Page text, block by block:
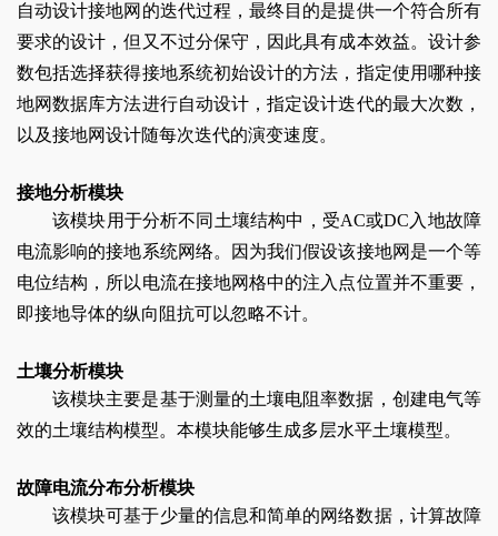
自动设计接地网的迭代过程，最终目的是提供一个符合所有
要求的设计，但又不过分保守，因此具有成本效益。设计参
数包括选择获得接地系统初始设计的方法，指定使用哪种接
地网数据库方法进行自动设计，指定设计迭代的最大次数，
以及接地网设计随每次迭代的演变速度。
接地分析模块
该模块用于分析不同土壤结构中，受AC或DC入地故障
电流影响的接地系统网络。因为我们假设该接地网是一个等
电位结构，所以电流在接地网格中的注入点位置并不重要，
即接地导体的纵向阻抗可以忽略不计。
土壤分析模块
该模块主要是基于测量的土壤电阻率数据，创建电气等
效的土壤结构模型。本模块能够生成多层水平土壤模型。
故障电流分布分析模块
该模块可基于少量的信息和简单的网络数据，计算故障